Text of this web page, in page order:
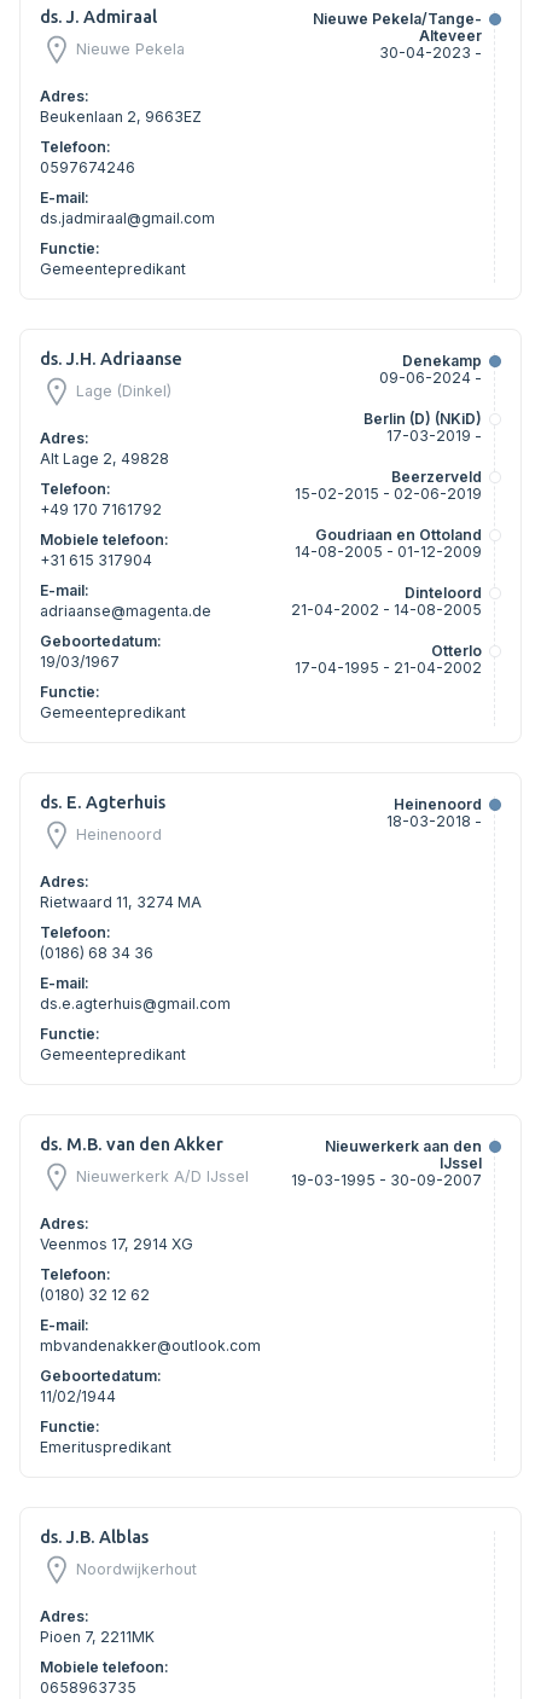
ds. J. Admiraal
Nieuwe Pekela
Adres:
Beukenlaan 2, 9663EZ
Telefoon:
0597674246
E-mail:
ds.jadmiraal@gmail.com
Functie:
Gemeentepredikant
Nieuwe Pekela/Tange-
Alteveer
30-04-2023 -
ds. J.H. Adriaanse
Lage (Dinkel)
Adres:
Alt Lage 2, 49828
Telefoon:
+49 170 7161792
Mobiele telefoon:
+31 615 317904
E-mail:
adriaanse@magenta.de
Geboortedatum:
19/03/1967
Functie:
Gemeentepredikant
Denekamp
09-06-2024 -
Berlin (D) (NKiD)
17-03-2019 -
Beerzerveld
15-02-2015 - 02-06-2019
Goudriaan en Ottoland
14-08-2005 - 01-12-2009
Dinteloord
21-04-2002 - 14-08-2005
Otterlo
17-04-1995 - 21-04-2002
ds. E. Agterhuis
Heinenoord
Adres:
Rietwaard 11, 3274 MA
Telefoon:
(0186) 68 34 36
E-mail:
ds.e.agterhuis@gmail.com
Functie:
Gemeentepredikant
Heinenoord
18-03-2018 -
ds. M.B. van den Akker
Nieuwerkerk A/d IJssel
Adres:
Veenmos 17, 2914 XG
Telefoon:
(0180) 32 12 62
E-mail:
mbvandenakker@outlook.com
Geboortedatum:
11/02/1944
Functie:
Emerituspredikant
Nieuwerkerk aan den
IJssel
19-03-1995 - 30-09-2007
ds. J.B. Alblas
Noordwijkerhout
Adres:
Pioen 7, 2211MK
Mobiele telefoon:
0658963735